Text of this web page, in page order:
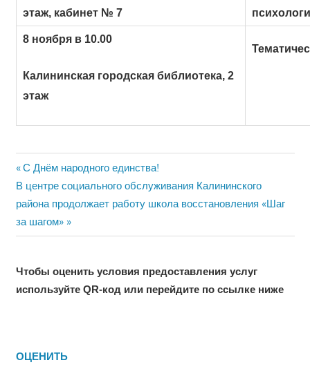
этаж, кабинет № 7
8 ноября в 10.00
Калининская городская библиотека, 2
этаж
Навигация
по
записям
Previous
Post:
С Днём народного единства!
Next
Post:
В центре социального обслуживания Калининского
района продолжает работу школа восстановления «Шаг
за шагом»
Чтобы оценить условия предоставления услуг
используйте QR-код или перейдите по ссылке ниже
ОЦЕНИТЬ